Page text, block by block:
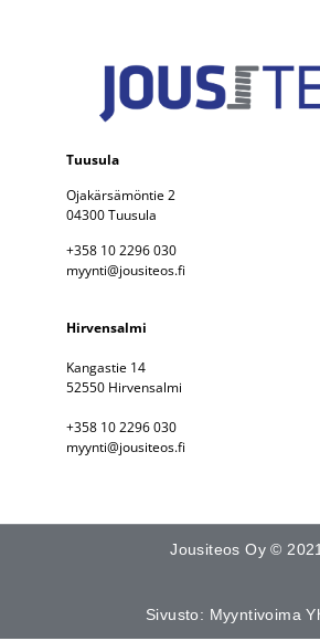
Tuusula
Ojakärsämöntie 2
04300 Tuusula
+358 10 2296 030
myynti@jousiteos.fi
Hirvensalmi
Kangastie 14
52550 Hirvensalmi
+358 10 2296 030
myynti@jousiteos.fi
Jousiteos Oy ©
Sivusto: Myyntivoima